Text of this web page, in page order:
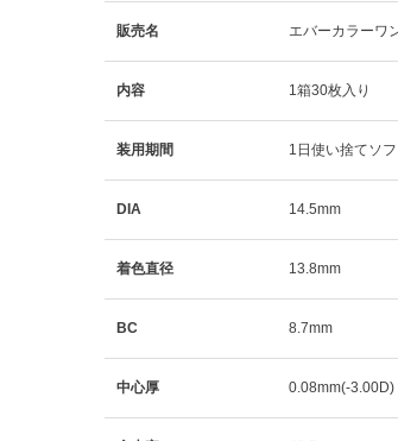
販売名 エバーカラーワ
内容 1箱30枚入り
装用期間 1日使い捨てソ
DIA 14.5mm
着色直径 13.8mm
BC 8.7mm
中心厚 0.08mm(-3.00D)